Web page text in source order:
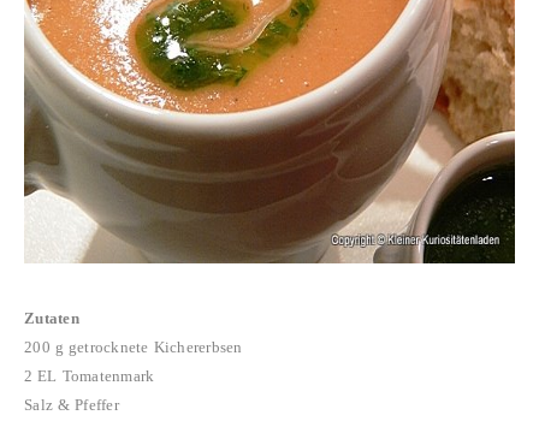
Zutaten
200 g getrocknete Kichererbsen
2 EL Tomatenmark
Salz & Pfeffer